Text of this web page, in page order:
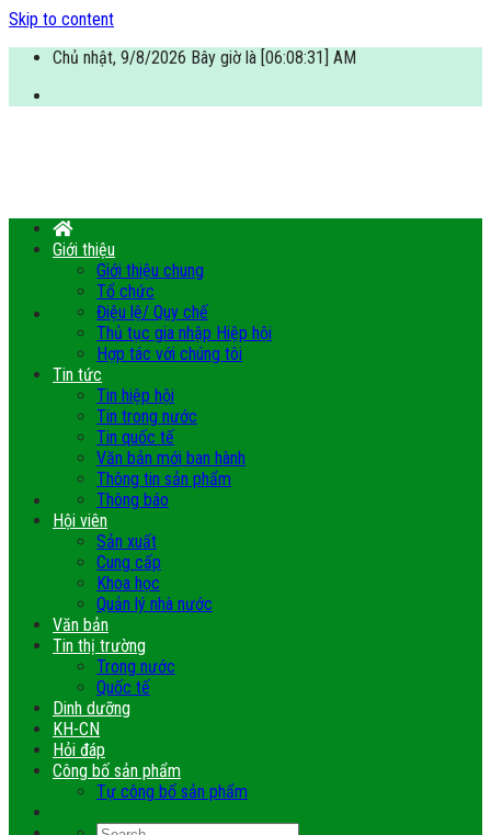
Skip to content
Chủ nhật, 9/8/2026 Bây giờ là [06:08:31] AM
Giới thiệu
Giới thiệu chung
Tổ chức
Điệu lệ/ Quy chế
Thủ tục gia nhập Hiệp hội
Hợp tác với chúng tôi
Tin tức
Tin hiệp hội
Tin trong nước
Tin quốc tế
Văn bản mới ban hành
Thông tin sản phẩm
Thông báo
Hội viên
Sản xuất
Cung cấp
Khoa học
Quản lý nhà nước
Văn bản
Tin thị trường
Trong nước
Quốc tế
Dinh dưỡng
KH-CN
Hỏi đáp
Công bố sản phẩm
Tự công bố sản phẩm